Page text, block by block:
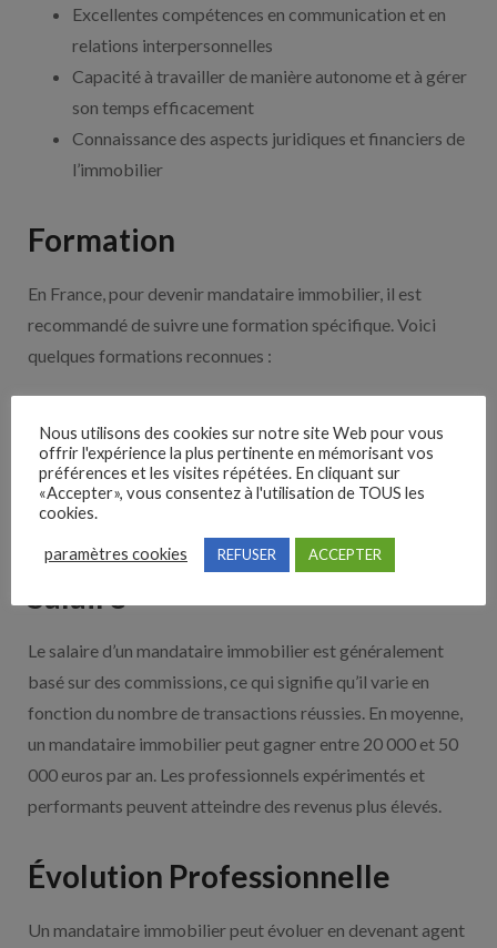
Excellentes compétences en communication et en
relations interpersonnelles
Capacité à travailler de manière autonome et à gérer
son temps efficacement
Connaissance des aspects juridiques et financiers de
l’immobilier
Formation
En France, pour devenir mandataire immobilier, il est
recommandé de suivre une formation spécifique. Voici
quelques formations reconnues :
Formation de Mandataire Immobilier agréée par la
FNAIM
License Professionnelle en Négociation Immobilière
Formation en Transaction Immobilière
Formation en Marketing Immobilier
Salaire
Le salaire d’un mandataire immobilier est généralement
basé sur des commissions, ce qui signifie qu’il varie en
fonction du nombre de transactions réussies. En moyenne,
un mandataire immobilier peut gagner entre 20 000 et 50
000 euros par an. Les professionnels expérimentés et
performants peuvent atteindre des revenus plus élevés.
Évolution Professionnelle
Un mandataire immobilier peut évoluer en devenant agent
Nous utilisons des cookies sur notre site Web pour vous
offrir l'expérience la plus pertinente en mémorisant vos
préférences et les visites répétées. En cliquant sur
«Accepter», vous consentez à l'utilisation de TOUS les
cookies.
paramètres cookies REFUSER ACCEPTER